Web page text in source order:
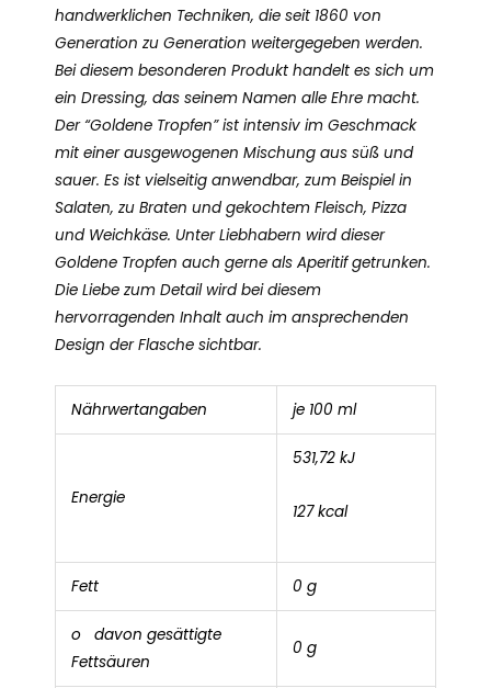
handwerklichen Techniken, die seit 1860 von
Generation zu Generation weitergegeben werden.
Bei diesem besonderen Produkt handelt es sich um
ein Dressing, das seinem Namen alle Ehre macht.
Der “Goldene Tropfen” ist intensiv im Geschmack
mit einer ausgewogenen Mischung aus süß und
sauer. Es ist vielseitig anwendbar, zum Beispiel in
Salaten, zu Braten und gekochtem Fleisch, Pizza
und Weichkäse. Unter Liebhabern wird dieser
Goldene Tropfen auch gerne als Aperitif getrunken.
Die Liebe zum Detail wird bei diesem
hervorragenden Inhalt auch im ansprechenden
Design der Flasche sichtbar.
Nährwertangaben je 100 ml
Energie
531,72 kJ
127 kcal
Fett 0 g
o davon gesättigte
Fettsäuren
0 g